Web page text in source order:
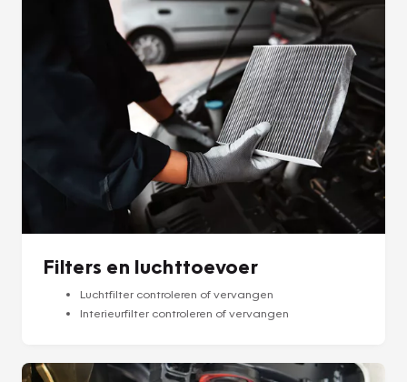
Filters en luchttoevoer
Luchtfilter controleren of vervangen
Interieurfilter controleren of vervangen